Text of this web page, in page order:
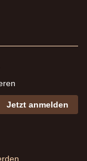
Jetzt anmelden